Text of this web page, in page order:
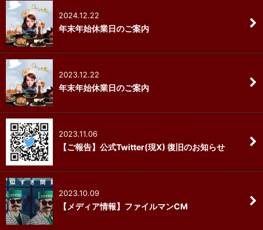
2024.12.22
年末年始休業日のご案内
2023.12.22
年末年始休業日のご案内
2023.11.06
【ご報告】公式Twitter(現X) 復旧のお知らせ
2023.10.09
【メディア情報】ファイルマンCM